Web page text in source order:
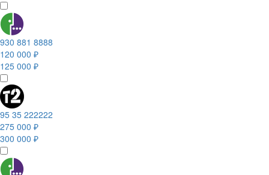
930 881 8888
120 000 ₽
125 000 ₽
95 35 222222
275 000 ₽
300 000 ₽